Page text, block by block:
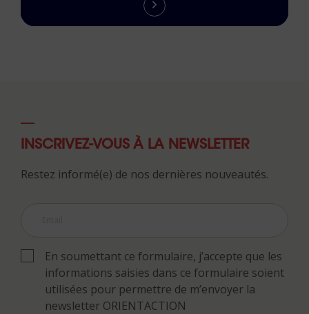
INSCRIVEZ-VOUS À LA NEWSLETTER
Restez informé(e) de nos dernières nouveautés.
En soumettant ce formulaire, j’accepte que les
informations saisies dans ce formulaire soient
utilisées pour permettre de m’envoyer la
newsletter ORIENTACTION